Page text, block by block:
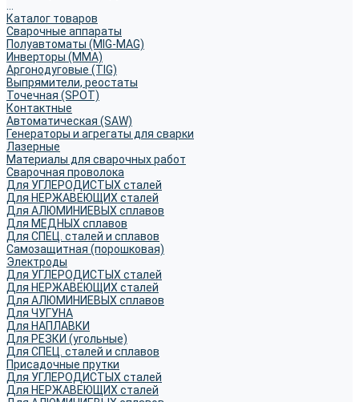
Каталог товаров
Сварочные аппараты
Полуавтоматы (MIG-MAG)
Инверторы (MMA)
Аргонодуговые (TIG)
Выпрямители, реостаты
Точечная (SPOT)
Контактные
Автоматическая (SAW)
Генераторы и агрегаты для сварки
Лазерные
Материалы для сварочных работ
Сварочная проволока
Для УГЛЕРОДИСТЫХ сталей
Для НЕРЖАВЕЮЩИХ сталей
Для АЛЮМИНИЕВЫХ сплавов
Для МЕДНЫХ сплавов
Для СПЕЦ. сталей и сплавов
Самозащитная (порошковая)
Электроды
Для УГЛЕРОДИСТЫХ сталей
Для НЕРЖАВЕЮЩИХ сталей
Для АЛЮМИНИЕВЫХ сплавов
Для ЧУГУНА
Для НАПЛАВКИ
Для РЕЗКИ (угольные)
Для СПЕЦ. сталей и сплавов
Присадочные прутки
Для УГЛЕРОДИСТЫХ сталей
Для НЕРЖАВЕЮЩИХ сталей